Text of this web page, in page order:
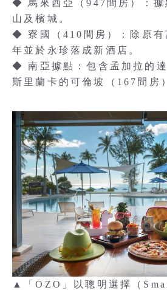
◆ 馬來西亞（947間房）：據
山及檳城。
◆ 寮國（410間房）：除原有
年並於永珍落成新酒店。
◆ 南亞據點：包含孟加拉的
斯里蘭卡的可倫坡（167間房
▲「OZO」以聰明選擇（